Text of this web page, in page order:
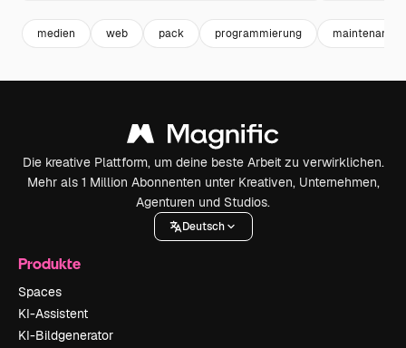
medien web pack programmierung maintenance
Die kreative Plattform, um deine beste Arbeit zu verwirklichen.
Mehr als 1 Million Abonnenten unter Kreativen, Unternehmen,
Agenturen und Studios.
Deutsch
Produkte
Spaces
KI-Assistent
KI-Bildgenerator